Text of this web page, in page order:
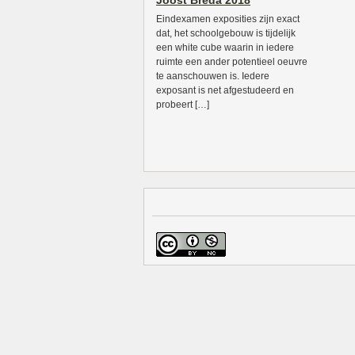
Eindexamen exposities zijn exact
dat, het schoolgebouw is tijdelijk
een white cube waarin in iedere
ruimte een ander potentieel oeuvre
te aanschouwen is. Iedere
exposant is net afgestudeerd en
probeert […]